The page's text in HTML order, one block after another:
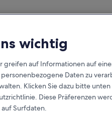
wichtig
greifen auf Informationen auf
Daten zu
Klicken Sie dazu bitte
Diese Präferenzen
auf Surfdaten.